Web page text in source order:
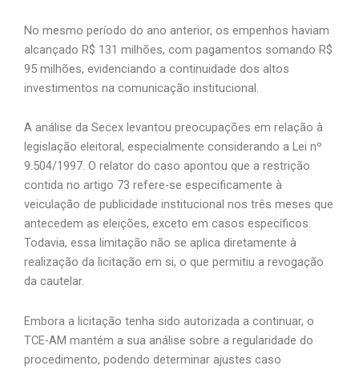
No mesmo período do ano anterior, os empenhos haviam
alcançado R$ 131 milhões, com pagamentos somando R$
95 milhões, evidenciando a continuidade dos altos
investimentos na comunicação institucional.
A análise da Secex levantou preocupações em relação à
legislação eleitoral, especialmente considerando a Lei nº
9.504/1997. O relator do caso apontou que a restrição
contida no artigo 73 refere-se especificamente à
veiculação de publicidade institucional nos três meses que
antecedem as eleições, exceto em casos específicos.
Todavia, essa limitação não se aplica diretamente à
realização da licitação em si, o que permitiu a revogação
da cautelar.
Embora a licitação tenha sido autorizada a continuar, o
TCE-AM mantém a sua análise sobre a regularidade do
procedimento, podendo determinar ajustes caso